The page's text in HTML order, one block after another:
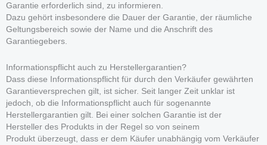
Garantie erforderlich sind, zu informieren.
Dazu gehört insbesondere die Dauer der Garantie, der räumliche
Geltungsbereich sowie der Name und die Anschrift des
Garantiegebers.
Informationspflicht auch zu Herstellergarantien?
Dass diese Informationspflicht für durch den Verkäufer gewährten
Garantieversprechen gilt, ist sicher. Seit langer Zeit unklar ist
jedoch, ob die Informationspflicht auch für sogenannte
Herstellergarantien gilt. Bei einer solchen Garantie ist der
Hersteller des Produkts in der Regel so von seinem
Produkt überzeugt, dass er dem Käufer unabhängig vom Verkäufer